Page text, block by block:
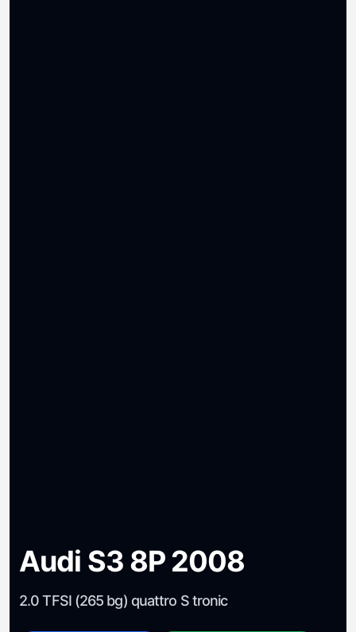
Audi S3 8P 2008
2.0 TFSI (265 bg) quattro S tronic